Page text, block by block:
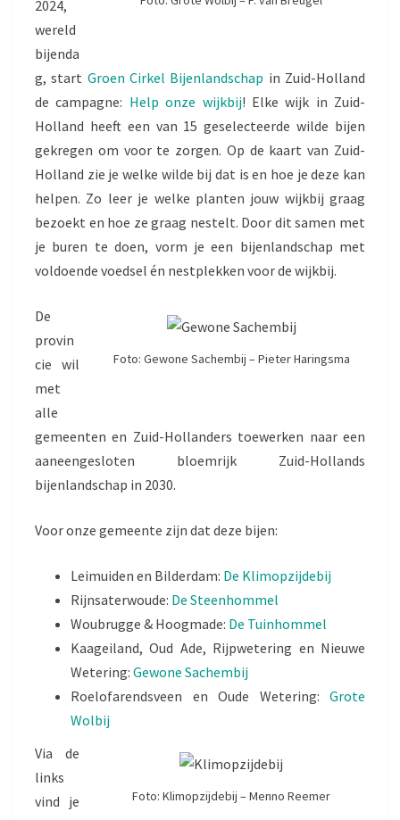
2024,
wereld
bijenda
g, start Groen Cirkel Bijenlandschap in Zuid-Holland
de campagne: Help onze wijkbij! Elke wijk in Zuid-
Holland heeft een van 15 geselecteerde wilde bijen
gekregen om voor te zorgen. Op de kaart van Zuid-
Holland zie je welke wilde bij dat is en hoe je deze kan
helpen. Zo leer je welke planten jouw wijkbij graag
bezoekt en hoe ze graag nestelt. Door dit samen met
je buren te doen, vorm je een bijenlandschap met
voldoende voedsel én nestplekken voor de wijkbij.
Foto: Gewone Sachembij – Pieter Haringsma
De
provin
cie wil
met
alle
gemeenten en Zuid-Hollanders toewerken naar een
aaneengesloten bloemrijk Zuid-Hollands
bijenlandschap in 2030.
Voor onze gemeente zijn dat deze bijen:
Leimuiden en Bilderdam: De Klimopzijdebij
Rijnsaterwoude: De Steenhommel
Woubrugge & Hoogmade: De Tuinhommel
Kaageiland, Oud Ade, Rijpwetering en Nieuwe
Wetering: Gewone Sachembij
Roelofarendsveen en Oude Wetering: Grote
Wolbij
Foto: Klimopzijdebij – Menno Reemer
Via de
links
vind je